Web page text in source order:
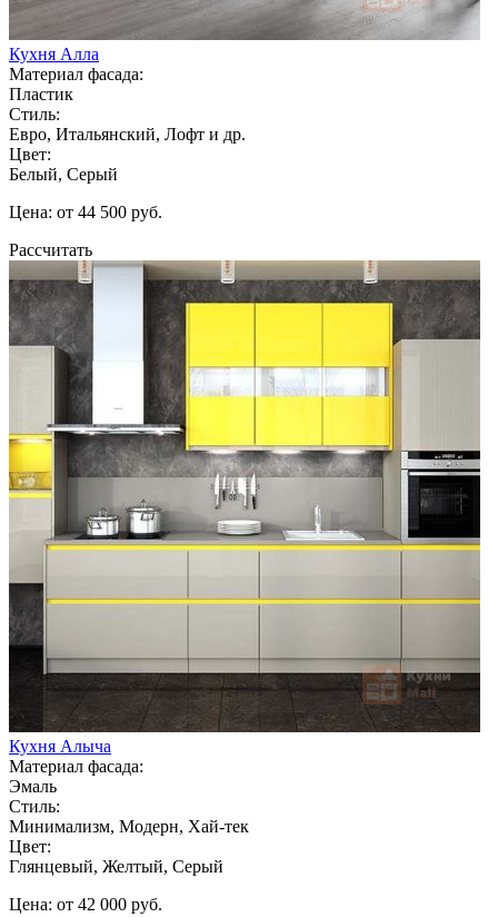
Кухня Алла
Материал фасада:
Пластик
Стиль:
Евро, Итальянский, Лофт и др.
Цвет:
Белый, Серый
Цена: от 44 500 руб.
Рассчитать
Кухня Алыча
Материал фасада:
Эмаль
Стиль:
Минимализм, Модерн, Хай-тек
Цвет:
Глянцевый, Желтый, Серый
Цена: от 42 000 руб.